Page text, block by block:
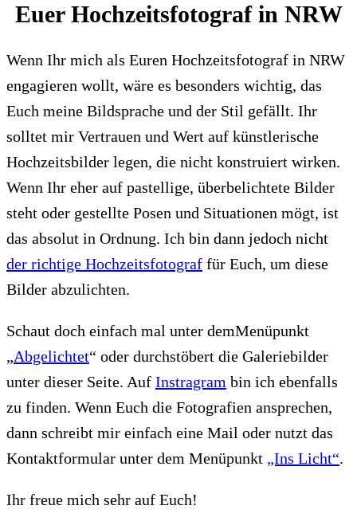
Euer Hochzeitsfotograf in NRW
Wenn Ihr mich als Euren Hochzeitsfotograf in NRW
engagieren wollt, wäre es besonders wichtig, das
Euch meine Bildsprache und der Stil gefällt. Ihr
solltet mir Vertrauen und Wert auf künstlerische
Hochzeitsbilder legen, die nicht konstruiert wirken.
Wenn Ihr eher auf pastellige, überbelichtete Bilder
steht oder gestellte Posen und Situationen mögt, ist
das absolut in Ordnung. Ich bin dann jedoch nicht
der richtige Hochzeitsfotograf für Euch, um diese
Bilder abzulichten.
Schaut doch einfach mal unter demMenüpunkt
„Abgelichtet“ oder durchstöbert die Galeriebilder
unter dieser Seite. Auf Instragram bin ich ebenfalls
zu finden. Wenn Euch die Fotografien ansprechen,
dann schreibt mir einfach eine Mail oder nutzt das
Kontaktformular unter dem Menüpunkt „Ins Licht“.
Ihr freue mich sehr auf Euch!